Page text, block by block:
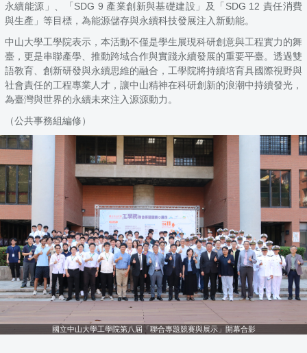
永續能源」、「SDG 9 產業創新與基礎建設」及「SDG 12 責任消費
與生產」等目標，為能源儲存與永續科技發展注入新動能。
中山大學工學院表示，本活動不僅是學生展現科研創意與工程實力的舞
臺，更是串聯產學、推動跨域合作與實踐永續發展的重要平臺。透過雙
語教育、創新研發與永續思維的融合，工學院將持續培育具國際視野與
社會責任的工程專業人才，讓中山精神在科研創新的浪潮中持續發光，
為臺灣與世界的永續未來注入源源動力。
（公共事務組編修）
國立中山大學工學院第八屆「聯合專題競賽與展示」開幕合影